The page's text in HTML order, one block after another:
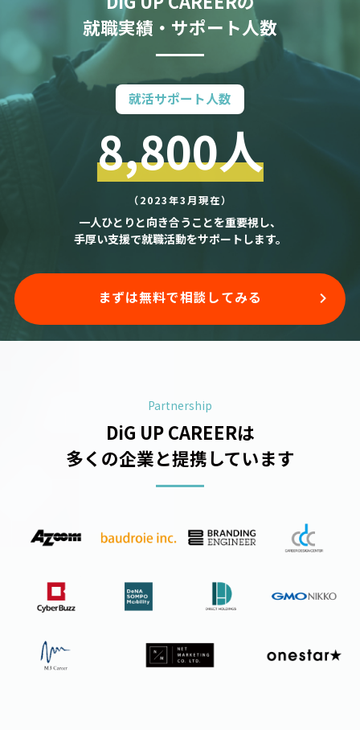
就職実績・サポート人数
就活サポート人数
8,800人
（2023年3月現在）
一人ひとりと向き合うことを重要視し、
手厚い支援で就職活動をサポートします。
まずは無料で相談してみる
Partnership
DiG UP CAREERは
多くの企業と提携しています